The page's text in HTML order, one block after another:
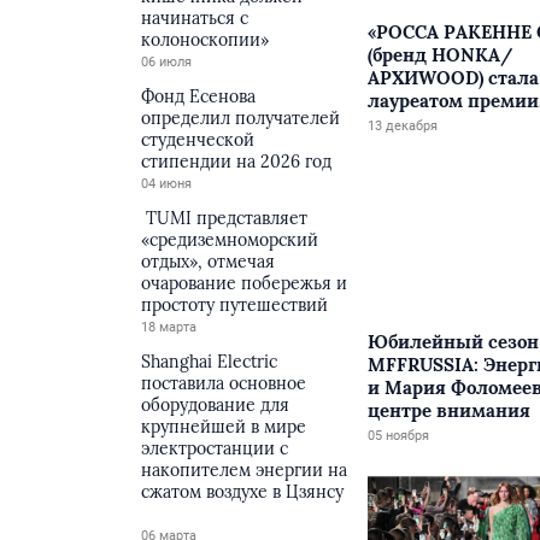
начинаться с
колоноскопии»
06 июля
Фонд Есенова
определил получателей
студенческой
стипендии на 2026 год
04 июня
TUMI представляет
«средиземноморский
отдых», отмечая
очарование побережья и
простоту путешествий
18 марта
Shanghai Electric
поставила основное
оборудование для
крупнейшей в мире
электростанции с
накопителем энергии на
сжатом воздухе в Цзянсу
06 марта
«РОССА РАКЕННЕ
(бренд HONKA/
АРХИWOOD) стала
лауреатом премии
Ведомости
13 декабря
Юбилейный сезон
MFFRUSSIA:
и Мария
центре внимания
05 ноября